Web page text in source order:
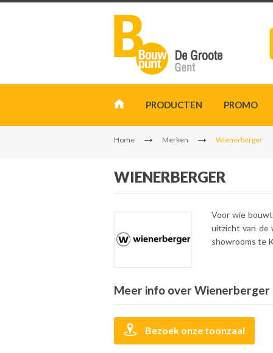
PRODUCTEN PROMO
Home Merken Wienerberger
WIENERBERGER
Voor wie
uitzicht van de
showrooms te
Meer info over Wienerberger
Bezoek onze toonzaal